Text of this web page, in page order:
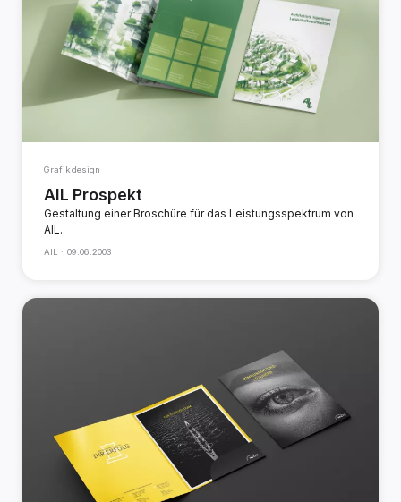
Grafikdesign
AIL Prospekt
Gestaltung einer Broschüre für das Leistungsspektrum von
AIL.
AIL · 09.06.2003